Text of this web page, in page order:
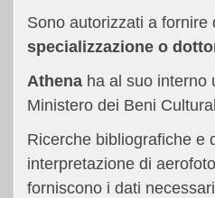
Sono autorizzati a
specializzazione o
Athenaha al suo interno
Ministero dei Beni
Ricerche bibliografiche e
interpretazione di
forniscono i dati